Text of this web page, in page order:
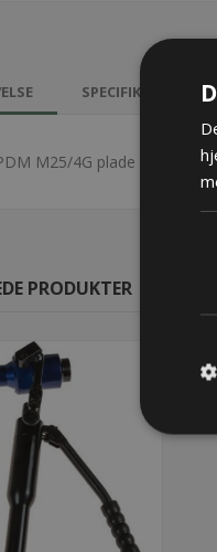
SPECIFIKATIONER
M25/4G plade til
PRODUKTER